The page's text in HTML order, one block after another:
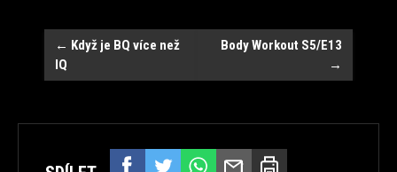
Navigace
← Když je BQ více než
IQ
Body Workout S5/E13
→